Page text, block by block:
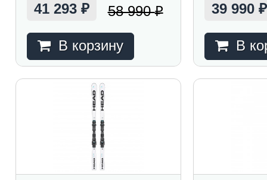
41 293 ₽ 58 990₽
В корзину
39 990₽
В